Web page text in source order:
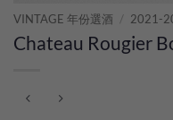
VINTAGE 年份選酒 / 2021-
Chateau Rougier